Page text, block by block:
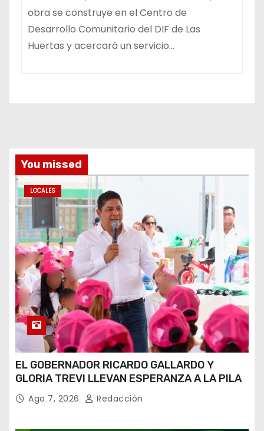
obra se construye en el Centro de
Desarrollo Comunitario del DIF de Las
Huertas y acercará un servicio…
You missed
LOCALES
EL GOBERNADOR RICARDO GALLARDO Y
GLORIA TREVI LLEVAN ESPERANZA A LA PILA
Ago 7, 2026 Redacción